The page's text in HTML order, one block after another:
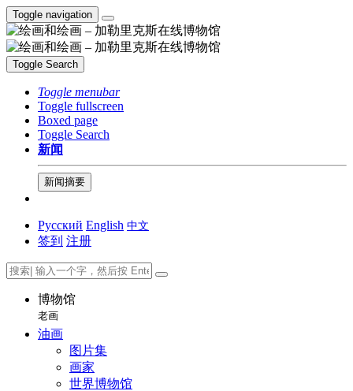
Toggle navigation
Toggle Search
Toggle menubar
Toggle fullscreen
Boxed page
Toggle Search
新闻
新闻摘要
Русский English 中文
签到 注册
博物馆
老画
油画
图片集
画家
世界博物馆